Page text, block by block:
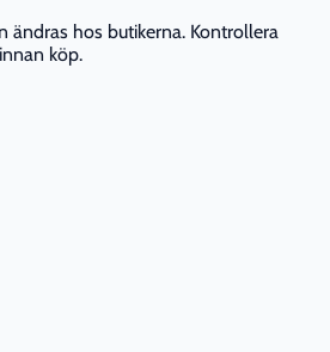
ändras hos butikerna. Kontrollera
köp.